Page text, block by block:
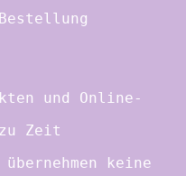
und Online-
Zeit
keine